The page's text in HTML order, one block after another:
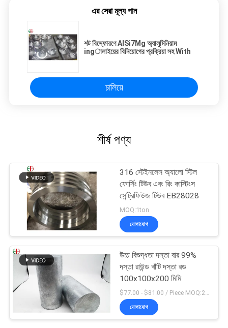
এর সেরা মূল্য পান
শট বিস্ফোরণে AlSi7Mg অ্যালুমিনিয়াম
ingালাইয়ের বিনিয়োগের প্রক্রিয়া সহ With
চালিয়ে
শীর্ষ পণ্য
316 স্টেইনলেস অ্যালো স্টিল
ফোর্সিং টিউব এবং রিং কাস্টিংস
সেন্ট্রিফিউজ টিউব EB28028
MOQ:1ton
যোগাযোগ
উচ্চ বিশুদ্ধতা দস্তা বার 99%
দস্তা রাউন্ড খাঁটি দস্তা রড
100x100x200 মিমি
যোগাযোগ